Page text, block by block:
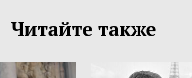
Читайте также